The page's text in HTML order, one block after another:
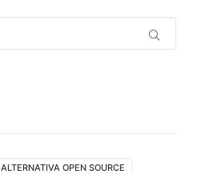
ALTERNATIVA OPEN SOURCE